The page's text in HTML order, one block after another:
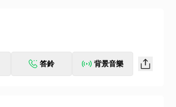
答鈴 背景音樂